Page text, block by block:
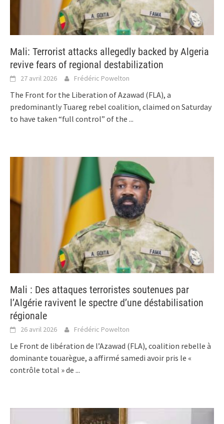
Mali: Terrorist attacks allegedly backed by Algeria
revive fears of regional destabilization
27 avril 2026 Frédéric Powelton
The Front for the Liberation of Azawad (FLA), a
predominantly Tuareg rebel coalition, claimed on Saturday
to have taken “full control” of the ...
Mali : Des attaques terroristes soutenues par
l’Algérie ravivent le spectre d’une déstabilisation
régionale
26 avril 2026 Frédéric Powelton
Le Front de libération de l’Azawad (FLA), coalition rebelle à
dominante touarègue, a affirmé samedi avoir pris le «
contrôle total » de ...